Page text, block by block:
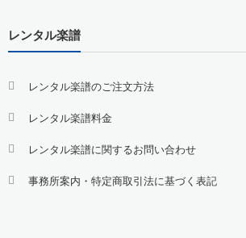
レンタル楽譜
レンタル楽譜のご注文方法
レンタル楽譜料金
レンタル楽譜に関するお問い合わせ
事務所案内・特定商取引法に基づく表記